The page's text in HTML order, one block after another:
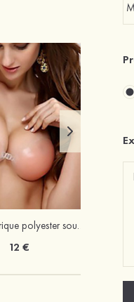
Mariée onirique polyester soutien-gorge
12 €